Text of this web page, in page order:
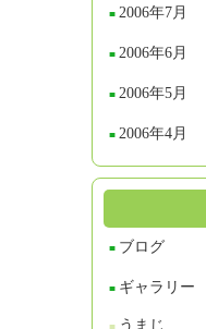
2006年7月
2006年6月
2006年5月
2006年4月
ブログ
ギャラリー
うまじ